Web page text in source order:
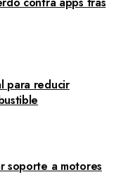
para reducir
soporte a motores